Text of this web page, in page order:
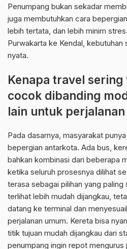
Penumpang bukan sekadar
juga membutuhkan cara
lebih tertata, dan lebih minim
Purwakarta ke Kendal,
nyata.
Kenapa travel sering
cocok dibanding
lain untuk
Pada dasarnya, masyarakat
bepergian antarkota. Ada bus,
bahkan kombinasi dari beberapa
ketika seluruh prosesnya dilihat
terasa sebagai pilihan yang paling
terlihat lebih mudah dijangkau,
datang ke terminal dan
perjalanan umum. Kereta bisa
titik tujuan mudah dijangkau dari
penumpang ingin repot mengurus